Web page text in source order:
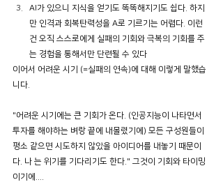
AI가 있으니 지식을 얻기도 똑똑해지기도 쉽다. 하지
만 인격과 회복탄력성을 A로 기르기는 어렵다. 이런
건 오직 스스로에게 실패의 기회와 극복의 기회를 주
는 경험을 통해서만 단련될 수 있다
이어서 어려운 시기 (=실패의 연속)에 대해 이렇게 말했습
니다.
"어려운 시기에는 큰 기회가 온다. (인공지능이 나타면서
투자를 해야하는 벼랑 끝에 내몰렸기에) 모든 구성원들이
평소 같으면 시도하지 않았을 아이디어를 내놓기 때문이
다. 나 는 위기를 기다리기도 한다." 그것이 기회와 타이밍
이기에....